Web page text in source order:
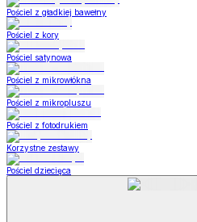
Pościel z gładkiej bawełny
Pościel z kory
Pościel satynowa
Pościel z mikrowłókna
Pościel z mikropluszu
Pościel z fotodrukiem
Korzystne zestawy
Pościel dziecięca